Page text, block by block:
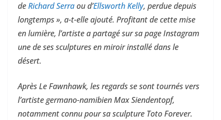
deRichard Serraou d’Ellsworth Kelly, perdue depuis
longtemps », a-t-elle ajouté. Profitant de cette mise
en lumière, l’artiste a partagé sur sa page Instagram
une de ses sculptures en miroir installé dans le
désert.
Après Le Fawnhawk, les regards se sont tournés vers
l’artiste germano-namibien Max Siendentopf,
notamment connu pour sa sculpture Toto Forever.